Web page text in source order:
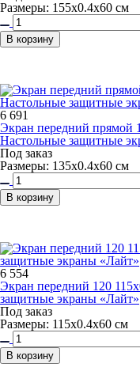
Размеры: 155х0.4х60 см
В корзину
6 691
Экран передний прямой
Настольные защитные
Под заказ
Размеры: 135х0.4х60 см
В корзину
6 554
Экран передний 120
защитные экраны «Лайт»
Под заказ
Размеры: 115х0.4х60 см
В корзину